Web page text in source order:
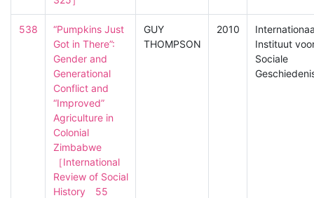
538
“Pumpkins Just
Got in There”:
Gender and
Generational
Conflict and
“Improved”
Agriculture in
Colonial
Zimbabwe
［International
Review of Social
History　55
GUY
THOMPSON
2010
Instituut
Sociale